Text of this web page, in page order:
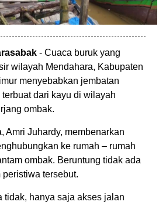
- Cuaca buruk yang
wilayah Mendahara, Kabupaten
menyebabkan jembatan
dari kayu di wilayah
ombak.
Amri Juhardy, membenarkan
ke rumah – rumah
ombak. Beruntung tidak ada
tersebut.
tidak, hanya saja akses jalan